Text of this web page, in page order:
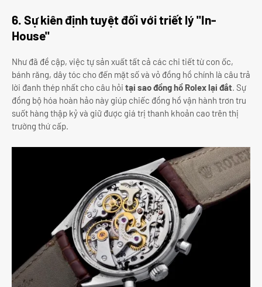
6. Sự kiên định tuyệt đối với triết lý "In-
House"
Như đã đề cập, việc tự sản xuất tất cả các chi tiết từ con ốc,
bánh răng, dây tóc cho đến mặt số và vỏ đồng hồ chính là câu trả
lời đanh thép nhất cho câu hỏi tại sao đồng hồ Rolex lại đắt. Sự
đồng bộ hóa hoàn hảo này giúp chiếc đồng hồ vận hành trơn tru
suốt hàng thập kỷ và giữ được giá trị thanh khoản cao trên thị
trường thứ cấp.